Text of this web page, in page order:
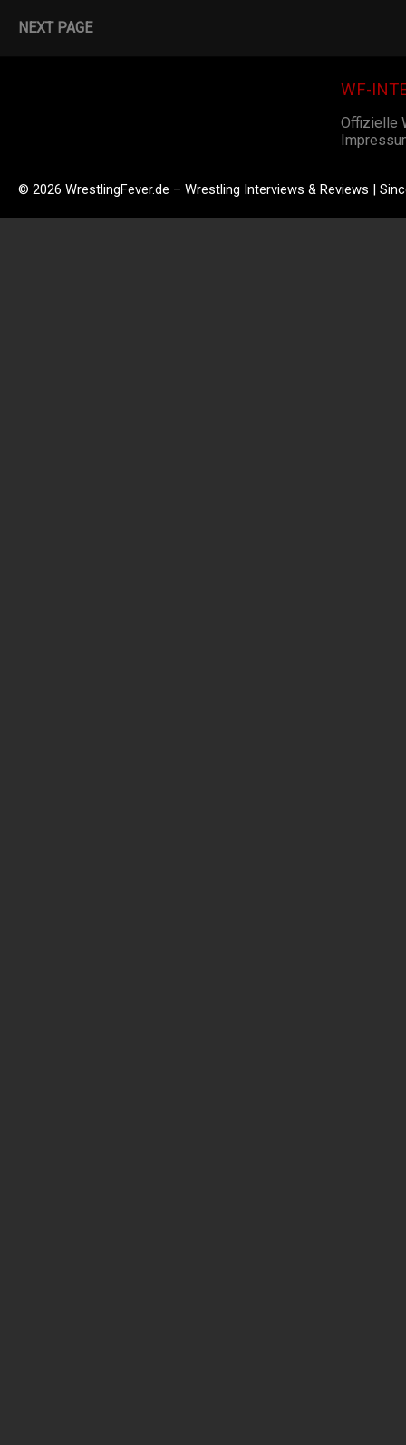
NEXT PAGE
WF-
Offizielle
© 2026 WrestlingFever.de – Wrestling Interviews & Reviews |